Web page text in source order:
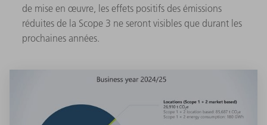
de mise en œuvre, les effets positifs des émissions
réduites de la Scope 3 ne seront visibles que durant les
prochaines années.